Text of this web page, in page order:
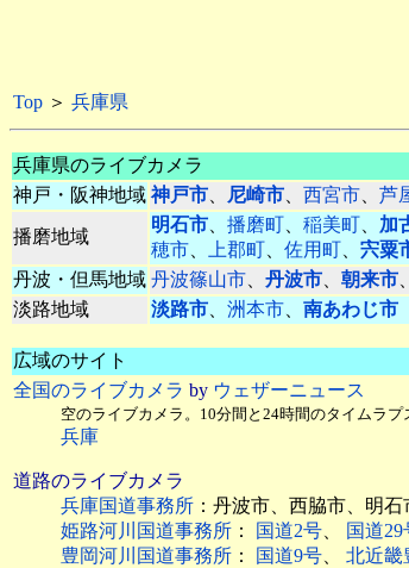
Top ＞ 兵庫県
兵庫県のライブカメラ
神戸・阪神地域 神戸市、 尼崎市、 西宮市、 芦
播磨地域
明石市、 播磨町、 稲美町、 加
穂市、 上郡町、 佐用町、 宍粟
丹波・但馬地域 丹波篠山市、 丹波市、 朝来市、
淡路地域
淡路市、 洲本市、 南あわじ市
広域のサイト
全国のライブカメラ by ウェザーニュース
空のライブカメラ。10分間と24時間のタイムラプ
兵庫
道路のライブカメラ
兵庫国道事務所 ：丹波市、西脇市、明
姫路河川国道事務所 ： 国道2号、
国道29
豊岡河川国道事務所 ： 国道9号、 北近畿